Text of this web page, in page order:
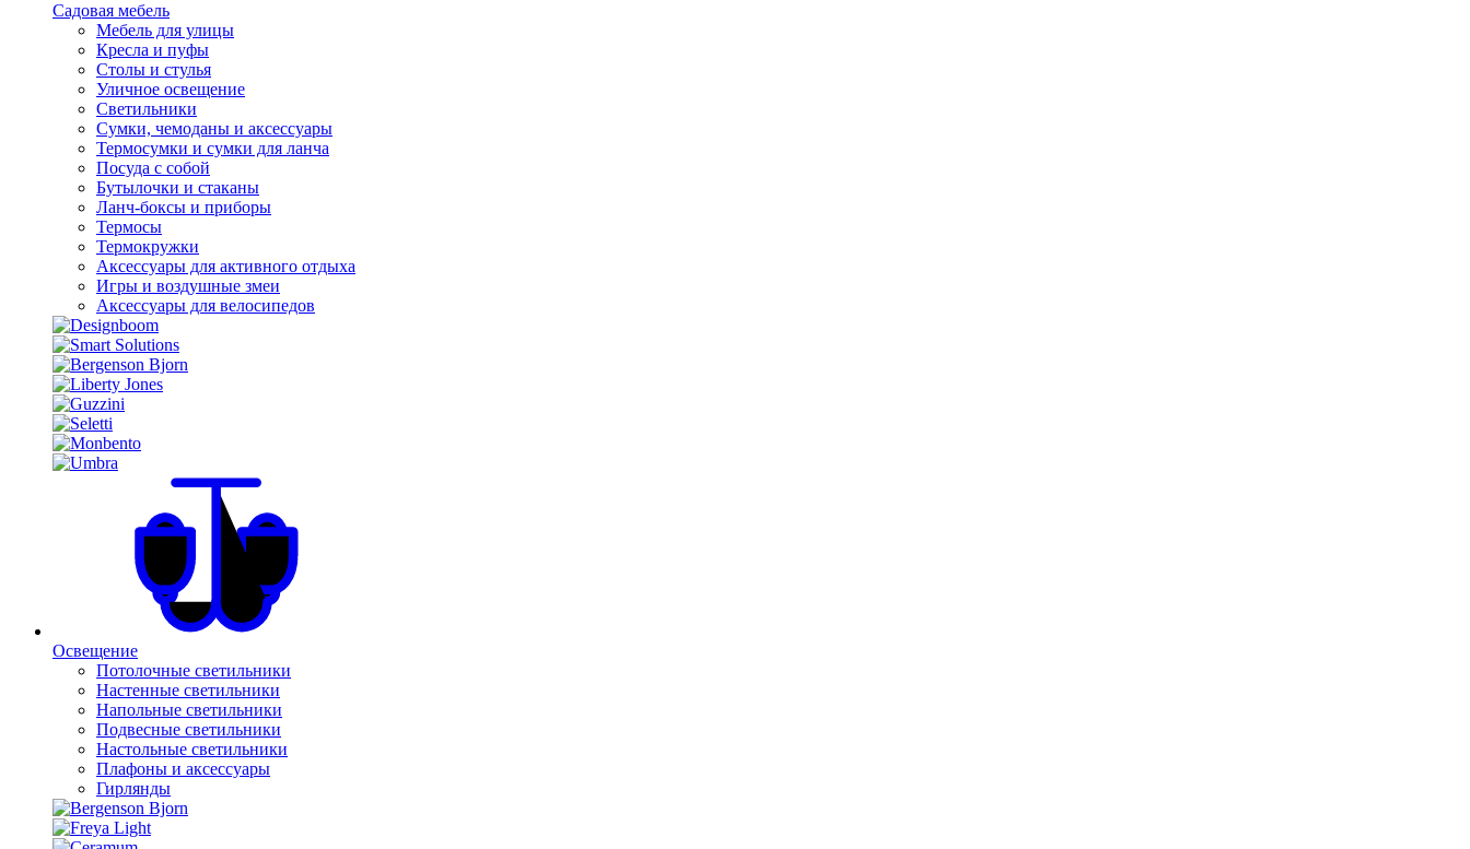
Садовая мебель
Мебель для улицы
Кресла и пуфы
Столы и стулья
Уличное освещение
Светильники
Сумки, чемоданы и аксессуары
Термосумки и сумки для ланча
Посуда с собой
Бутылочки и стаканы
Ланч-боксы и приборы
Термосы
Термокружки
Аксессуары для активного отдыха
Игры и воздушные змеи
Аксессуары для велосипедов
Освещение
Потолочные светильники
Настенные светильники
Напольные светильники
Подвесные светильники
Настольные светильники
Плафоны и аксессуары
Гирлянды